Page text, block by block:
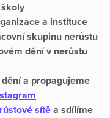
a instituce
skupinu nerůstu
dění v nerůstu
a propagujeme
sítě a sdílíme